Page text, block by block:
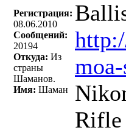
Регистрация:
08.06.2010
Сообщений:
20194
Откуда: Из
страны
Шаманов.
Имя: Шаман
Rifle